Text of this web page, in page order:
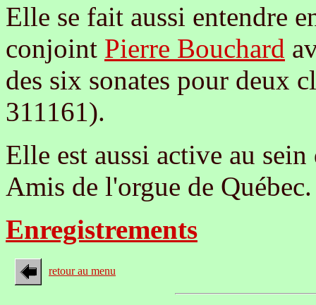
Elle se fait aussi entendre
conjoint Pierre Bouchard
des six sonates pour deux
311161).
Elle est aussi active au
Amis de l'orgue de Québec.
Enregistrements
retour au menu